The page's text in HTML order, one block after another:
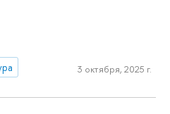
3 октября, 2025 г.